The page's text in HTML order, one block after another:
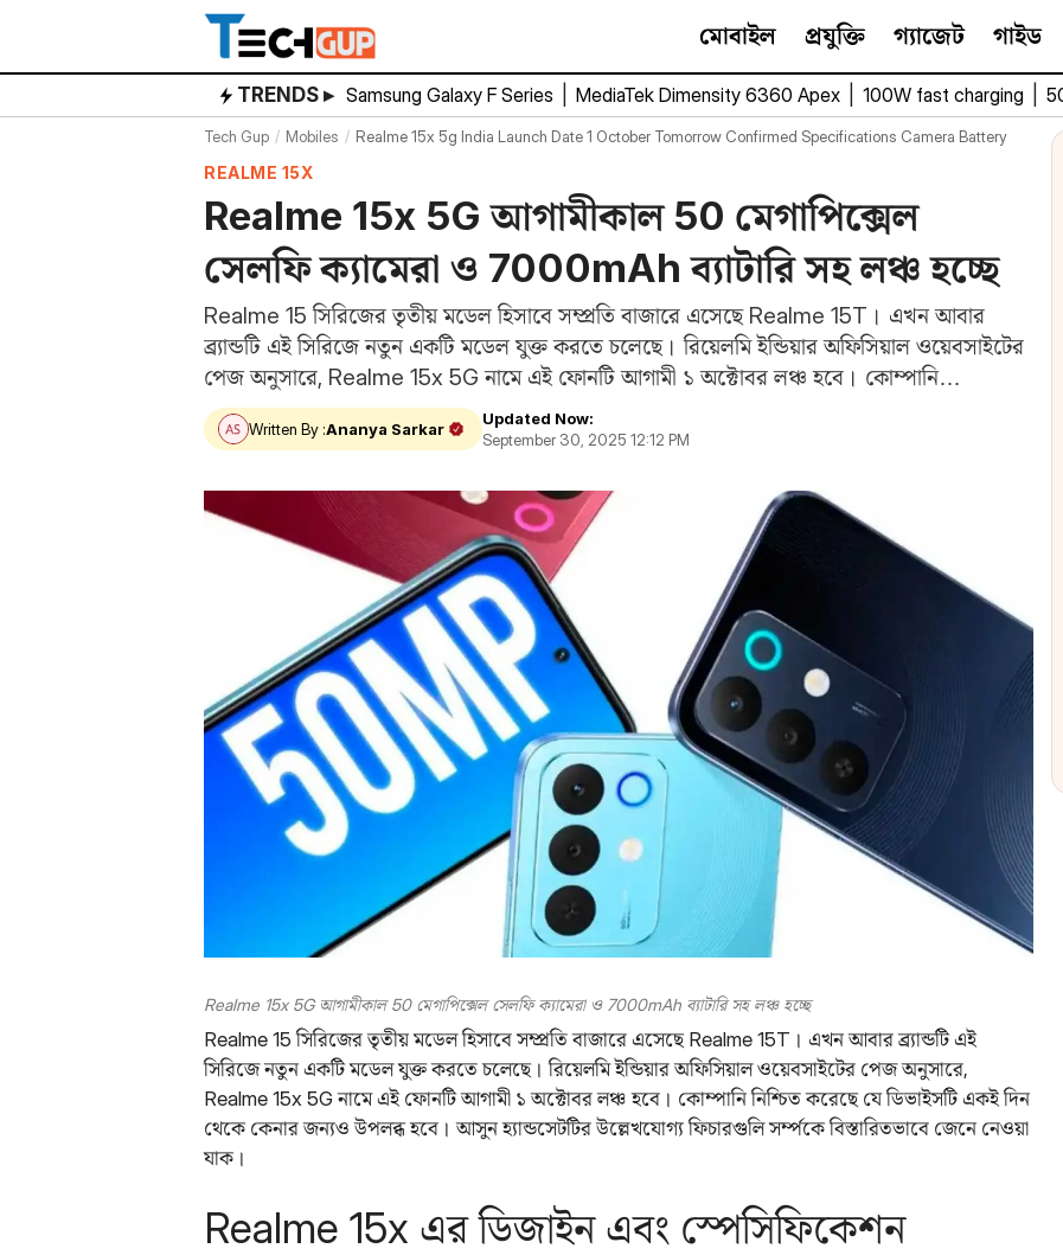
content
মোবাইল প্রযুক্তি গ্যাজেট গাইড
TRENDS ▸ Samsung Galaxy F Series MediaTek Dimensity 6360 Apex 100W fast charging
Tech Gup Mobiles Realme 15x 5g India Launch Date 1 October Tomorrow Confirmed Specifications Camera Battery
REALME 15X
Realme 15x 5G আগামীকাল 50 মেগাপিক্সেল
সেলফি ক্যামেরা ও 7000mAh ব্যাটারি সহ লঞ্চ হচ্ছে
Realme 15 সিরিজের তৃতীয় মডেল হিসাবে সম্প্রতি বাজারে এসেছে Realme 15T। এখন আবার
ব্র্যান্ডটি এই সিরিজে নতুন একটি মডেল যুক্ত করতে চলেছে। রিয়েলমি ইন্ডিয়ার অফিসিয়াল ওয়েবসাইটের
পেজ অনুসারে, Realme 15x 5G নামে এই ফোনটি আগামী ১ অক্টোবর লঞ্চ হবে। কোম্পানি…
Written By :Ananya Sarkar
Updated Now:
September 30, 2025 12:12 PM
Realme 15x 5G আগামীকাল 50 মেগাপিক্সেল সেলফি ক্যামেরা ও 7000mAh ব্যাটারি সহ লঞ্চ হচ্ছে
Realme 15 সিরিজের তৃতীয় মডেল হিসাবে সম্প্রতি বাজারে এসেছে Realme 15T। এখন আবার ব্র্যান্ডটি এই
সিরিজে নতুন একটি মডেল যুক্ত করতে চলেছে। রিয়েলমি ইন্ডিয়ার অফিসিয়াল ওয়েবসাইটের পেজ অনুসারে,
Realme 15x 5G নামে এই ফোনটি আগামী ১ অক্টোবর লঞ্চ হবে। কোম্পানি নিশ্চিত করেছে যে ডিভাইসটি একই দিন
থেকে কেনার জন্যও উপলব্ধ হবে। আসুন হ্যান্ডসেটটির উল্লেখযোগ্য ফিচারগুলি সর্ম্পকে বিস্তারিতভাবে জেনে নেওয়া
যাক।
Realme 15x এর ডিজাইন এবং স্পেসিফিকেশন